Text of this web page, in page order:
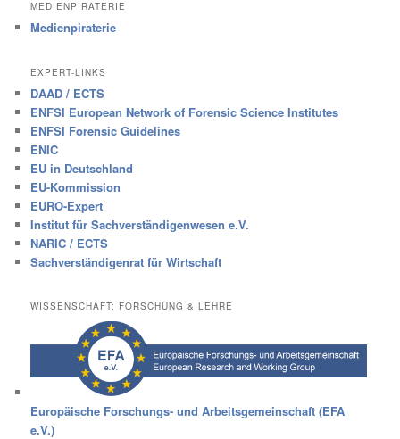
MEDIENPIRATERIE
Medienpiraterie
EXPERT-LINKS
DAAD / ECTS
ENFSI European Network of Forensic Science Institutes
ENFSI Forensic Guidelines
ENIC
EU in Deutschland
EU-Kommission
EURO-Expert
Institut für Sachverständigenwesen e.V.
NARIC / ECTS
Sachverständigenrat für Wirtschaft
WISSENSCHAFT: FORSCHUNG & LEHRE
Europäische Forschungs- und Arbeitsgemeinschaft (EFA
e.V.)